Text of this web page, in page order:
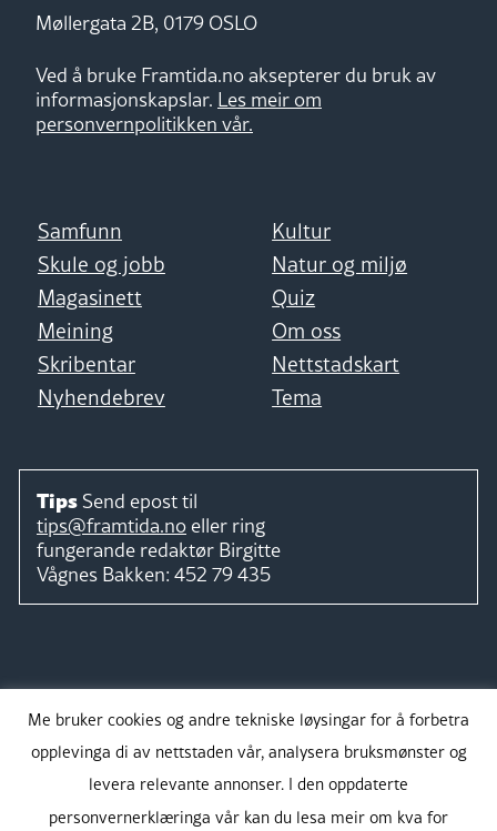
Møllergata 2B, 0179 OSLO
Ved å bruke Framtida.no aksepterer du bruk av
informasjonskapslar. Les meir om
personvernpolitikken vår.
Samfunn
Kultur
Skule og jobb
Natur og miljø
Magasinett
Quiz
Meining
Om oss
Skribentar
Nettstadskart
Nyhendebrev
Tema
Tips Send epost til
tips@framtida.no eller ring
fungerande redaktør Birgitte
Vågnes Bakken: 452 79 435
Me bruker cookies og andre tekniske løysingar for å forbetra
opplevinga di av nettstaden vår, analysera bruksmønster og
levera relevante annonser. I den oppdaterte
personvernerklæringa vår kan du lesa meir om kva for